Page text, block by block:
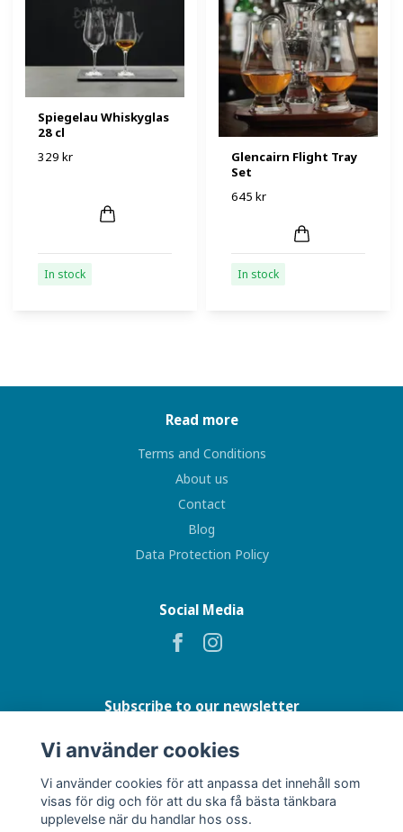
Spiegelau Whiskyglas
28 cl
329 kr
In stock
Glencairn Flight Tray
Set
645 kr
In stock
Read more
Terms and Conditions
About us
Contact
Blog
Data Protection Policy
Social Media
Subscribe to our newsletter
Vi använder cookies
Vi använder cookies för att anpassa det innehåll som
visas för dig och för att du ska få bästa tänkbara
upplevelse när du handlar hos oss.